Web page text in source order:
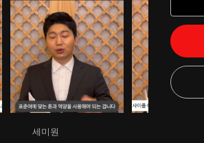
세미원